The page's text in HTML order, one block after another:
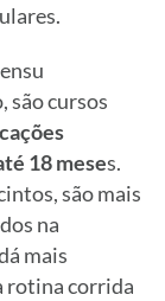
são cursos
18 meses.
são mais
na
mais
rotina corrida